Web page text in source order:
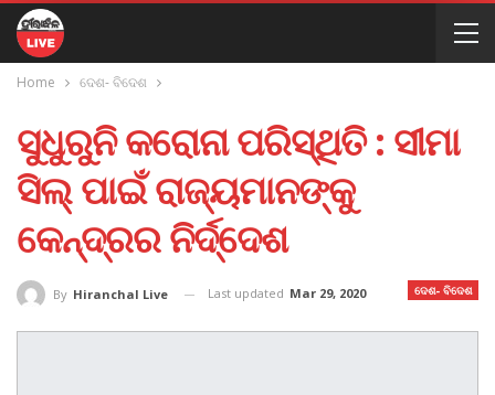
Home ଦେଶ- ବିଦେଶ
ସୁଧୁରୁନି କରୋନା ପରିସ୍ଥିତି : ସୀମା
ସିଲ୍ ପାଇଁ ରାଜ୍ୟମାନଙ୍କୁ
କେନ୍ଦ୍ରର ନିର୍ଦ୍ଦେଶ
ଦେଶ- ବିଦେଶ
By Hiranchal Live Last updated Mar 29, 2020